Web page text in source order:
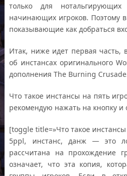
только для
начинающих игроков. Поэтому
показывающие как добраться
Итак, ниже идет первая часть,
об инстансах оригинального
дополнения The Burning
Что такое инстансы на пять
рекомендую нажать на кнопку и
[toggle title=»Что такое
5ppl, инстанс, данж — это
рассчитана на прохождение
означает, что эта копия,